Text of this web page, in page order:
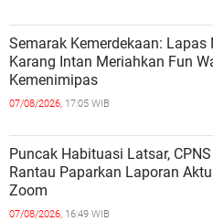
Semarak Kemerdekaan: Lapas
Karang Intan Meriahkan Fun
Kemenimipas
07/08/2026, 17:05 WIB
Puncak Habituasi Latsar,
Rantau Paparkan Laporan
Zoom
07/08/2026, 16:49 WIB